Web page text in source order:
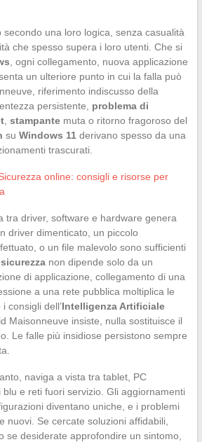
una loro logica, senza casualità
che spesso supera i loro utenti. Che si
, ogni collegamento, nuova applicazione
un ulteriore punto in cui la falla può
riferimento indiscusso della
persistente, problema di
, stampantemuta o ritorno fragoroso del
su Windows 11 derivano spesso da una
trascurati.
online: consigli e risorse per
tra driver, software e hardware genera
driver dimenticato, un piccolo
o un file malevolo sono sufficienti
non dipende solo da un
di applicazione, collegamento di una
a una rete pubblica moltiplica le
consigli dell’Intelligenza Artificiale
Maisonneuve insiste, nulla sostituisce il
Le falle più insidiose persistono sempre
naviga a vista tra tablet, PC
e reti fuori servizio. Gli aggiornamenti
diventano uniche, e i problemi
nuovi. Se cercate soluzioni affidabili,
se desiderate approfondire un sintomo,